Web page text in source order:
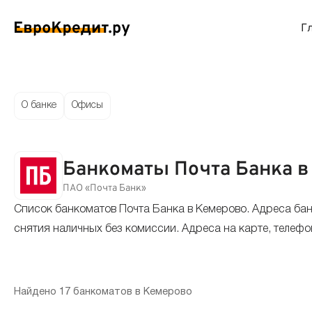
на карту
без отказа
с плохой КИ
до зарплаты
Мгновенные займы
Лучшие займы
Круглосуточные займы
С
Кредитные карты
Кредитные карты
О банке Офисы
Банкоматы Почта Банка
ПАО «Почта Банк»
Список банкоматов Почта Банка в Кемерово. Адреса
снятия наличных без комиссии. Адреса на карте,
Найдено 17 банкоматов в Кемерово